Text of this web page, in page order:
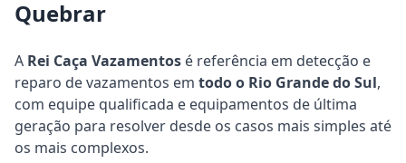
Quebrar
A Rei Caça Vazamentos é referência em detecção e
reparo de vazamentos em todo o Rio Grande do Sul,
com equipe qualificada e equipamentos de última
geração para resolver desde os casos mais simples até
os mais complexos.